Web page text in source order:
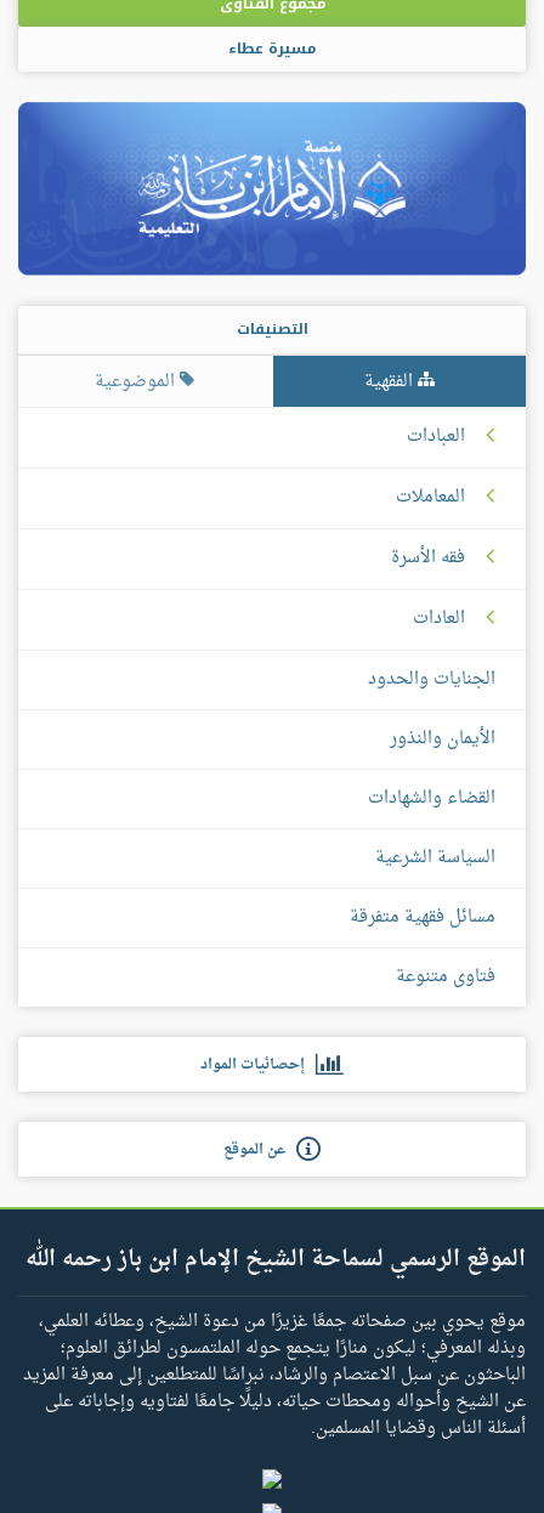
مسيرة عطاء
التصنيفات
الفقهية
الموضوعية
العبادات
المعاملات
فقه الأسرة
العادات
الجنايات والحدود
الأيمان والنذور
القضاء والشهادات
السياسة الشرعية
مسائل فقهية متفرقة
فتاوى متنوعة
إحصائيات المواد
عن الموقع
الموقع الرسمي لسماحة الشيخ الإمام ابن باز رحمه الله
موقع يحوي بين صفحاته جمعًا غزيرًا من دعوة الشيخ، وعطائه العلمي،
وبذله المعرفي؛ ليكون منارًا يتجمع حوله الملتمسون لطرائق العلوم؛
الباحثون عن سبل الاعتصام والرشاد، نبراسًا للمتطلعين إلى معرفة المزيد
عن الشيخ وأحواله ومحطات حياته، دليلًا جامعًا لفتاويه وإجاباته على
أسئلة الناس وقضايا المسلمين.